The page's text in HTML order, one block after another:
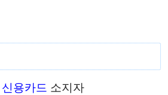
신용카드 소지자